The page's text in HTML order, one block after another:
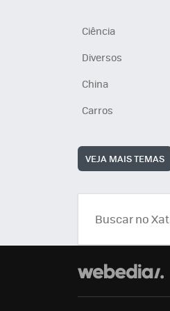
Ciência
Diversos
China
Carros
VEJA MAIS TEMAS